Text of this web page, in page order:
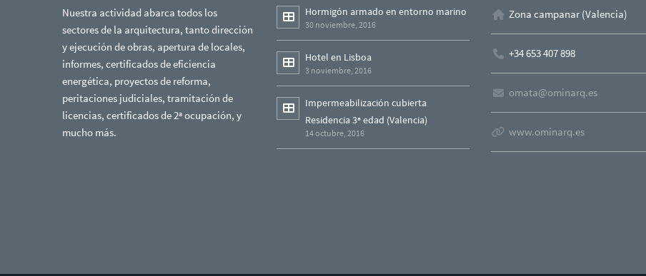
Nuestra actividad abarca todos los
sectores de la arquitectura, tanto dirección
y ejecución de obras, apertura de locales,
informes, certificados de eficiencia
energética, proyectos de reforma,
peritaciones judiciales, tramitación de
licencias, certificados de 2ª ocupación, y
mucho más.
Hormigón armado en entorno marino
30 noviembre, 2016
Hotel en Lisboa
3 noviembre, 2016
Impermeabilización cubierta
Residencia 3ª edad (Valencia)
14 octubre, 2016
Zona campanar (Valencia)
+34 653 407 898
omata@ominarq.es
www.ominarq.es